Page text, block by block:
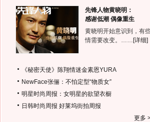
先锋人物黄晓明：
感谢低潮 偶像重生
黄晓明开始意识到，有
情需要改变。…… [详细]
《秘密天使》陈翔情迷金素恩YURA
NewFace张俪：不怕定型“物质女”
明星时尚周报：女明星的欲望衣橱
日韩时尚周报 好莱坞街拍周报
更多